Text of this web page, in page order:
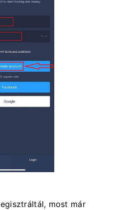
most már